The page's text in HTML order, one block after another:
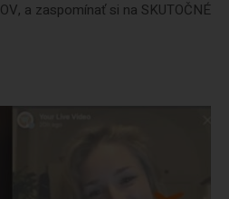
a zaspomínať si na SKUTOČNÉ